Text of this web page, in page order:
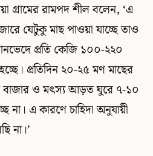
গ্রামের রামপদ শীল বলেন, ‘এ
যেটুকু মাছ পাওয়া যাচ্ছে তাও
প্রতি কেজি ১০০-২২০
প্রতিদিন ২০-২৫ মণ মাছের
বাজার ও মৎস্য আড়ত ঘুরে ৭-১০
না। এ কারণে চাহিদা অনুযায়ী
না।’